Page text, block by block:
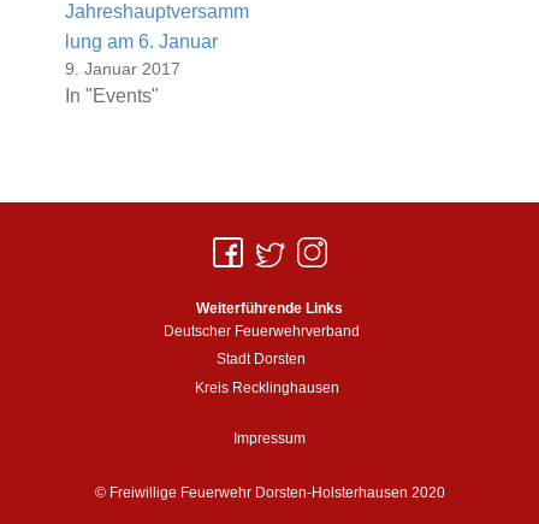
Jahreshauptversamm
lung am 6. Januar
9. Januar 2017
In "Events"
Weiterführende Links
Deutscher Feuerwehrverband
Impressum
© Freiwillige Feuerwehr Dorsten-Holsterhausen 2020
Stadt Dorsten
Kreis Recklinghausen